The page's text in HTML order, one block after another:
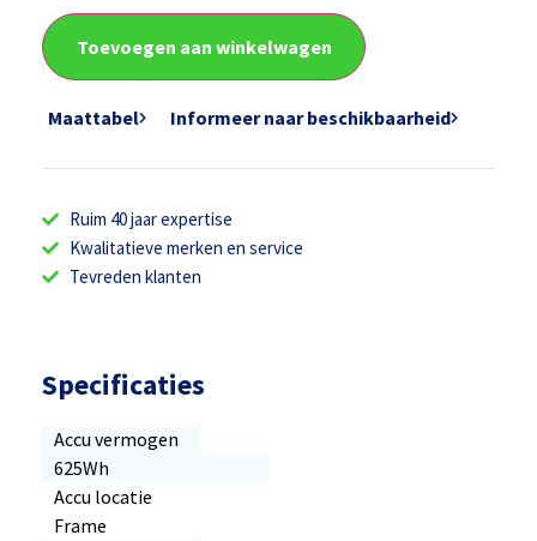
Toevoegen aan winkelwagen
Maattabel Informeer naar beschikbaarheid
Ruim 40 jaar expertise
Kwalitatieve merken en service
Tevreden klanten
Specificaties
Accu vermogen
625Wh
Accu locatie
Frame